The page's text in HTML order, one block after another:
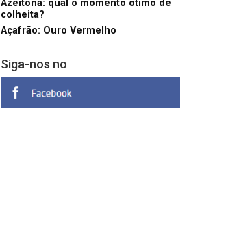
Azeitona: qual o momento ótimo de
colheita?
Açafrão: Ouro Vermelho
Siga-nos no